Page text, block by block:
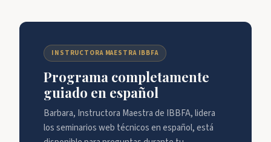
INSTRUCTORA MAESTRA IBBFA
Programa completamente
guiado en español
Barbara, Instructora Maestra de IBBFA, lidera
los seminarios web técnicos en español, está